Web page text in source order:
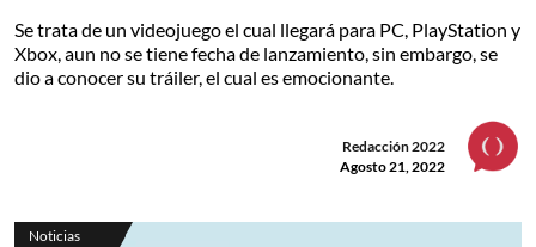
Se trata de un videojuego el cual llegará para PC, PlayStation y
Xbox, aun no se tiene fecha de lanzamiento, sin embargo, se
dio a conocer su tráiler, el cual es emocionante.
Redacción 2022
Agosto 21, 2022
Noticias